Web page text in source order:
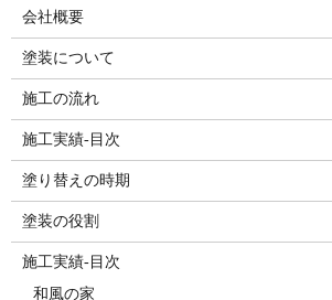
会社概要
塗装について
施工の流れ
施工実績-目次
塗り替えの時期
塗装の役割
施工実績-目次
和風の家